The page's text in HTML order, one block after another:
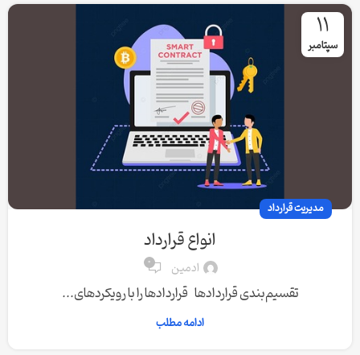
11
سپتامبر
مدیریت قرارداد
انواع قرارداد
ادمین 0
تقسیم‌بندی قراردادها قراردادها را با رویکردهای...
ادامه مطلب